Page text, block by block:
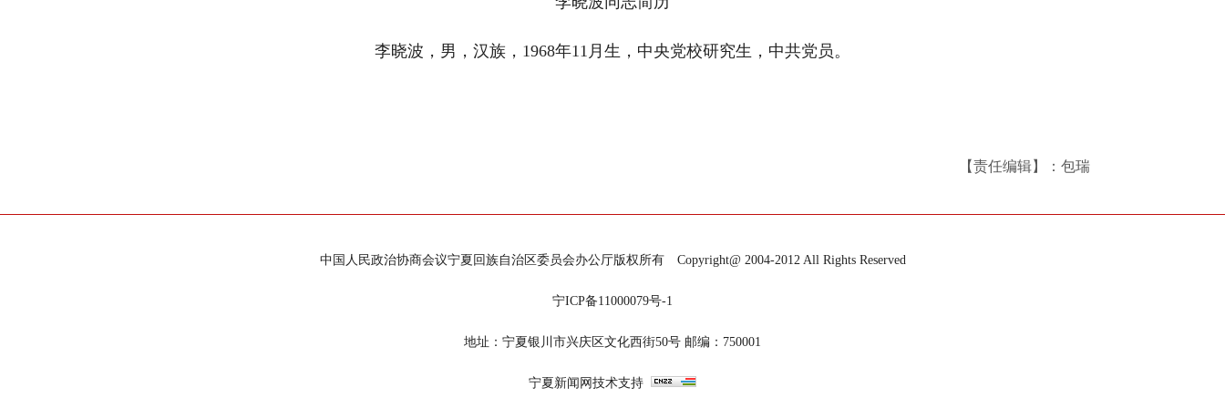
李晓波，男，汉族，1968年11月生，中央党校研究生，中共党员。
【责任编辑】：包瑞
中国人民政治协商会议宁夏回族自治区委员会办公厅版权所有 Copyright@ 2004-2012 All Rights Reserved
宁ICP备11000079号-1
地址：宁夏银川市兴庆区文化西街50号 邮编：750001
宁夏新闻网技术支持